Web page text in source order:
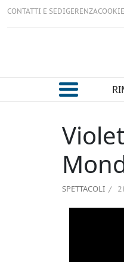
CONTATTI E SEDIGERENZA
SPETTACOLI